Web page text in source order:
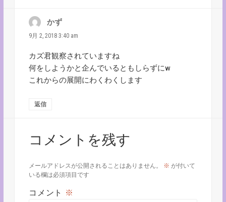
かず
り:
9月 2, 2018 3:40 am
カズ君観察されていますね
何をしようかと企んでいるともしらずにw
これからの展開にわくわくします
返信
コメントを残す
メールアドレスが公開されることはありません。 ※ が付いて
いる欄は必須項目です
コメント ※